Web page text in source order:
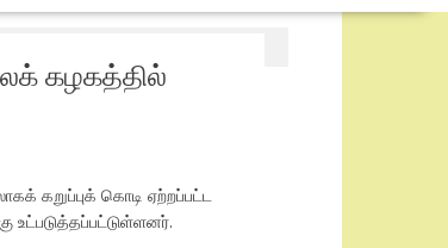
கழகத்தில்
கறுப்புக் கொடி ஏற்றப்பட்ட
உட்படுத்தப்பட்டுள்ளனர்.